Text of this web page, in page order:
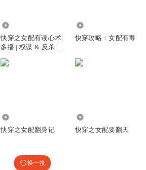
快穿之女配有读心术|
多播 | 权谋 & 反杀 |
局
快穿攻略：女配有毒
快穿之女配翻身记 快穿之女配要翻天
换一批